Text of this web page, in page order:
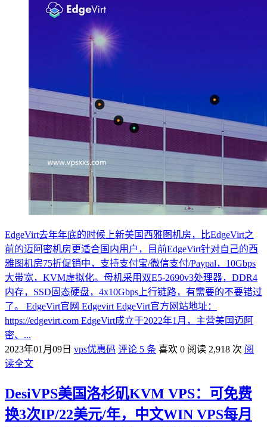
EdgeVirt去年年底的时候上新美国西雅图机房，比EdgeVirt之
前的迈阿密机房更适合国内用户，目前EdgeVirt针对自己的西
雅图机房75折促销中，支持支付宝/微信支付/Paypal，10Gbps
大带宽，KVM虚拟化。母机采用双E5-2690v3处理器，DDR4
内存，SSD固态硬盘，4x10Gbps上行链路，有需要的不要错过
了。 EdgeVirt官网 Edgevirt EdgeVirt官方网站地址：
https://edgevirt.com EdgeVirt成立于2022年1月，主营美国迈阿
密、...
2023年01月09日 vps优惠码 评论 5 条 喜欢 0 阅读 2,918 次 阅
读全文
DesiVPS美国洛杉矶KVM VPS：可免费
换3次IP/22美元/年，中文WIN VPS每月